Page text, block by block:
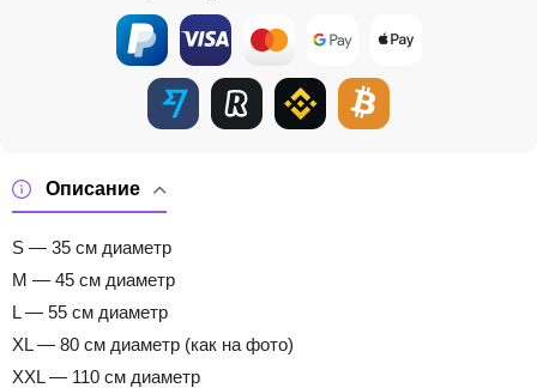
Описание
S — 35 см диаметр
M — 45 см диаметр
L — 55 см диаметр
XL — 80 см диаметр (как на фото)
XXL — 110 см диаметр